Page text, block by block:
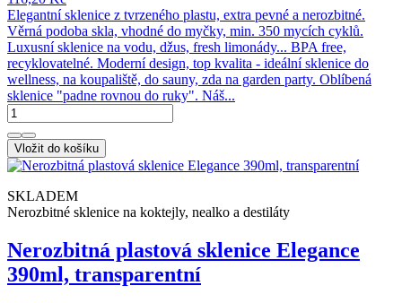
Elegantní sklenice z tvrzeného plastu, extra pevné a nerozbitné.
Věrná podoba skla, vhodné do myčky, min. 350 mycích cyklů.
Luxusní sklenice na vodu, džus, fresh limonády... BPA free,
recyklovatelné. Moderní design, top kvalita - ideální sklenice do
wellness, na koupaliště, do sauny, zda na garden party. Oblíbená
sklenice "padne rovnou do ruky". Náš...
Vložit do košíku
SKLADEM
Nerozbitné sklenice na koktejly, nealko a destiláty
Nerozbitná plastová sklenice Elegance
390ml, transparentní